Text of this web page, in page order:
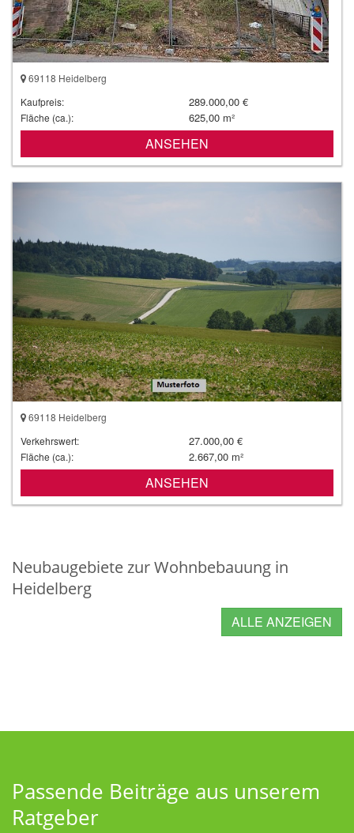
69118 Heidelberg
Kaufpreis:
289.000,00 €
Fläche (ca.): 625,00 m²
ANSEHEN
69118 Heidelberg
Verkehrswert:
27.000,00 €
Fläche (ca.): 2.667,00 m²
ANSEHEN
Neubaugebiete zur Wohnbebauung in
Heidelberg
ALLE ANZEIGEN
Passende Beiträge aus unserem
Ratgeber